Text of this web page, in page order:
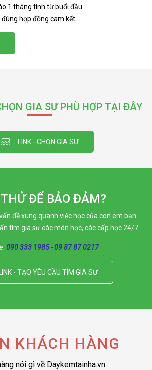
1 tháng tính từ buổi đầu
hợp đồng cam kết
GIA SƯ PHÙ HỢP TẠI ĐÂY
LINK - CHỌN GIA SƯ
THỬ ĐỂ BẢO ĐẢM?
đề xung quanh việc học của con em bạn.
tìm gia sư các môn học, các cấp học 24/7
090 333 1985 - 09 87 87 0217
LINK - TẠO YÊU CẦU TÌM GIA SƯ
KHÁCH HÀNG
nói gì về Daykemtainha.vn